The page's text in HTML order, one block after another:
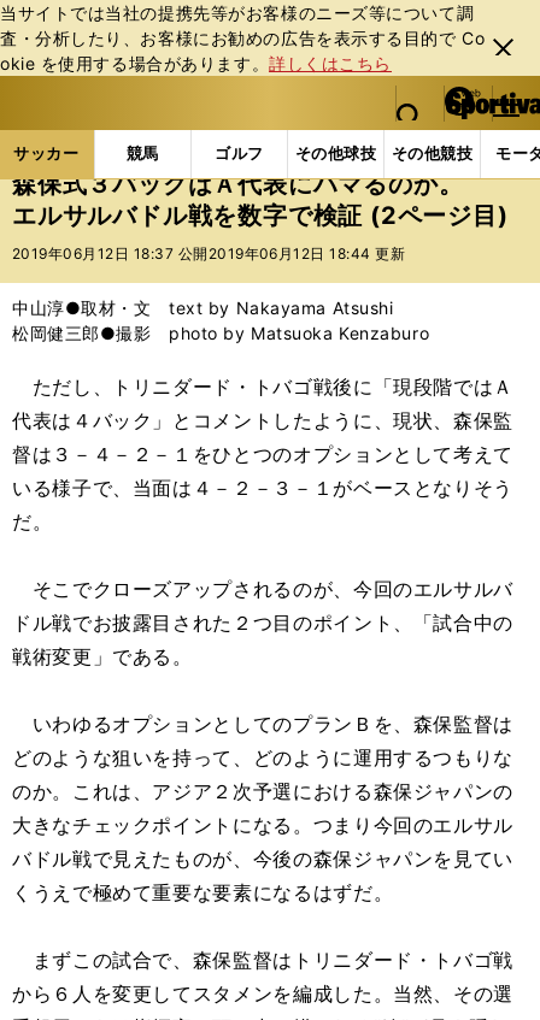
当サイトでは当社の提携先等がお客様のニーズ等について調
査・分析したり、お客様にお勧めの広告を表⽰する⽬的で Co
okie を使⽤する場合があります。詳しくはこちら
閉じ
る
web Sportiva (webスポルティーバ)
検索
マイペ
ー
ジ
メニュ
サッカー 競馬 ゴルフ その他球技 その他競技 モー
ス
ポ
ル
バ
サッカーの記事一覧 サッカー代表 日本代表 森
森保式３バックはＡ代表にハマるのか。
エルサルバドル戦を数字で検証 (2ページ目)
2019年06月12日 18:37 公開 2019年06月12日 18:44 更新
中山淳●取材・文 text by Nakayama Atsushi
松岡健三郎●撮影 photo by Matsuoka Kenzaburo
ただし、トリニダード・トバゴ戦後に「現段階ではＡ
代表は４バック」とコメントしたように、現状、森保監
督は３－４－２－１をひとつのオプションとして考えて
いる様子で、当面は４－２－３－１がベースとなりそう
だ。
そこでクローズアップされるのが、今回のエルサルバ
ドル戦でお披露目された２つ目のポイント、「試合中の
戦術変更」である。
いわゆるオプションとしてのプランＢを、森保監督は
どのような狙いを持って、どのように運用するつもりな
のか。これは、アジア２次予選における森保ジャパンの
大きなチェックポイントになる。つまり今回のエルサル
バドル戦で見えたものが、今後の森保ジャパンを見てい
くうえで極めて重要な要素になるはずだ。
まずこの試合で、森保監督はトリニダード・トバゴ戦
から６人を変更してスタメンを編成した。当然、その選